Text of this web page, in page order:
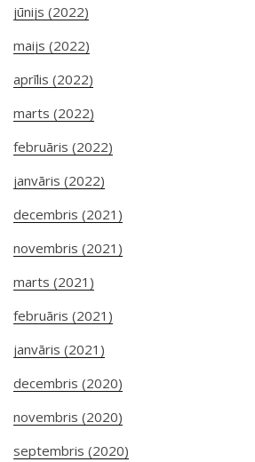
jūnijs (2022)
maijs (2022)
aprīlis (2022)
marts (2022)
februāris (2022)
janvāris (2022)
decembris (2021)
novembris (2021)
marts (2021)
februāris (2021)
janvāris (2021)
decembris (2020)
novembris (2020)
septembris (2020)